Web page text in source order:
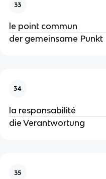
33
le point commun
der gemeinsame Punkt
34
la responsabilité
die Verantwortung
35